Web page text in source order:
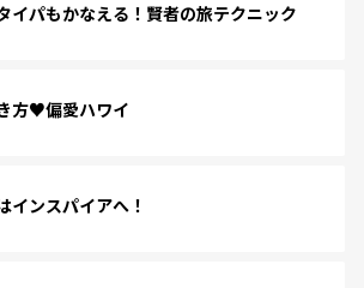
イパもかなえる！賢者の旅テクニック
方♥偏愛ハワイ
インスパイアへ！